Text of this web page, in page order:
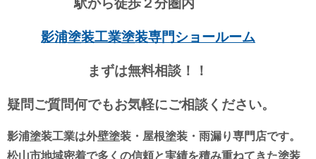
駅から徒歩２分圏内
影浦塗装工業塗装専門ショールーム
まずは無料相談！！
疑問ご質問何でもお気軽にご相談ください。
影浦塗装工業は外壁塗装・屋根塗装・雨漏り専門店です。
松山市地域密着で多くの信頼と実績を積み重ねてきた塗装